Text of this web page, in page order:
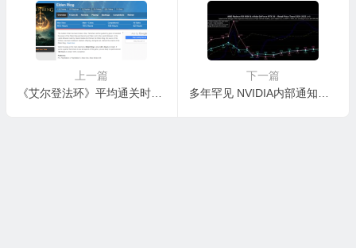
上一篇
《艾尔登法环》平均通关时长45小时 白金109小时
下一篇